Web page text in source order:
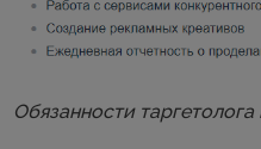
Обязанности